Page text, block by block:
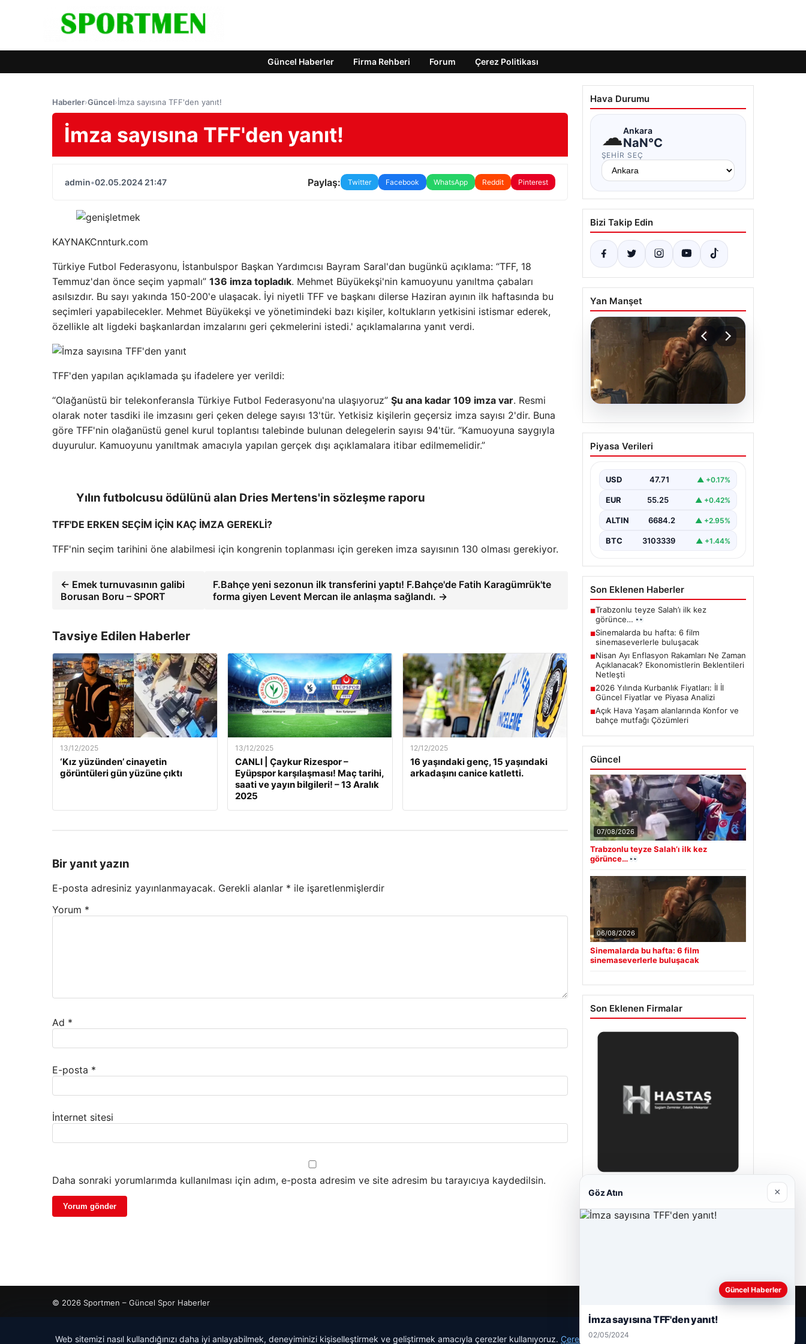
Güncel Haberler Firma Rehberi Forum Çerez Politikası
Haberler›Güncel›İmza sayısına TFF'den yanıt!
İmza sayısına TFF'den yanıt!
admin•02.05.2024 21:47 Paylaş: Twitter Facebook WhatsApp Reddit Pinterest
KAYNAKCnnturk.com
Türkiye Futbol Federasyonu, İstanbulspor Başkan Yardımcısı Bayram Saral'dan bugünkü açıklama: “TFF, 18
Temmuz'dan önce seçim yapmalı” 136 imza topladık. Mehmet Büyükekşi'nin kamuoyunu yanıltma çabaları
asılsızdır. Bu sayı yakında 150-200'e ulaşacak. İyi niyetli TFF ve başkanı dilerse Haziran ayının ilk haftasında bu
seçimleri yapabilecekler. Mehmet Büyükekşi ve yönetimindeki bazı kişiler, koltukların yetkisini istismar ederek,
özellikle alt ligdeki başkanlardan imzalarını geri çekmelerini istedi.' açıklamalarına yanıt verdi.
TFF'den yapılan açıklamada şu ifadelere yer verildi:
“Olağanüstü bir telekonferansla Türkiye Futbol Federasyonu'na ulaşıyoruz” Şu ana kadar 109 imza var. Resmi
olarak noter tasdiki ile imzasını geri çeken delege sayısı 13'tür. Yetkisiz kişilerin geçersiz imza sayısı 2'dir. Buna
göre TFF'nin olağanüstü genel kurul toplantısı talebinde bulunan delegelerin sayısı 94'tür. “Kamuoyuna saygıyla
duyurulur. Kamuoyunu yanıltmak amacıyla yapılan gerçek dışı açıklamalara itibar edilmemelidir.”
Yılın futbolcusu ödülünü alan Dries Mertens'in sözleşme raporu
TFF'DE ERKEN SEÇİM İÇİN KAÇ İMZA GEREKLİ?
TFF'nin seçim tarihini öne alabilmesi için kongrenin toplanması için gereken imza sayısının 130 olması gerekiyor.
← Emek turnuvasının galibi
Borusan Boru – SPORT
F.Bahçe yeni sezonun ilk transferini yaptı! F.Bahçe'de Fatih Karagümrük'te
forma giyen Levent Mercan ile anlaşma sağlandı. →
Tavsiye Edilen Haberler
13/12/2025
‘Kız yüzünden’ cinayetin
görüntüleri gün yüzüne çıktı
13/12/2025
CANLI | Çaykur Rizespor –
Eyüpspor karşılaşması! Maç tarihi,
saati ve yayın bilgileri! – 13 Aralık
2025
12/12/2025
16 yaşındaki genç, 15 yaşındaki
arkadaşını canice katletti.
Bir yanıt yazın
E-posta adresiniz yayınlanmayacak. Gerekli alanlar * ile işaretlenmişlerdir
Yorum *
Ad *
E-posta *
İnternet sitesi
Daha sonraki yorumlarımda kullanılması için adım, e-posta adresim ve site adresim bu tarayıcıya kaydedilsin.
Hava Durumu
☁Ankara
NaN°C
ŞEHIR SEÇ
Bizi Takip Edin
Yan Manşet
06.08.2026
Sinemalarda bu hafta: 6
film sinemaseverlerle
Piyasa Verileri
USD 47.71 ▲ +0.17%
EUR 55.25 ▲ +0.42%
ALTIN 6684.2 ▲ +2.95%
BTC 3103339 ▲ +1.44%
Son Eklenen Haberler
■Trabzonlu teyze Salah’ı ilk kez
görünce…
■Sinemalarda bu hafta: 6 film
sinemaseverlerle buluşacak
■Nisan Ayı Enflasyon Rakamları Ne Zaman
Açıklanacak? Ekonomistlerin Beklentileri
Netleşti
■2026 Yılında Kurbanlık Fiyatları: İl İl
Güncel Fiyatlar ve Piyasa Analizi
■Açık Hava Yaşam alanlarında Konfor ve
bahçe mutfağı Çözümleri
Güncel
07/08/2026
Trabzonlu teyze Salah’ı ilk kez
görünce…
06/08/2026
Sinemalarda bu hafta: 6 film
sinemaseverlerle buluşacak
Son Eklenen Firmalar
Hastaş Beton
26/05/2026
© 2026 Sportmen – Güncel Spor Haberler
Web sitemizi nasıl kullandığınızı daha iyi anlayabilmek, deneyiminizi kişiselleştirmek ve geliştirmek amacıyla çerezler kullanıyoruz. Çerez Politikamız
Göz Atın ×
Güncel Haberler
İmza sayısına TFF'den yanıt!
02/05/2024